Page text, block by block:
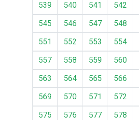
539
540 541 542
545
546 547 548
551
552 553 554
557
558 559 560
563
564 565 566
569
570 571 572
575
576 577 578